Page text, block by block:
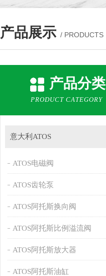
产品展示 / PRODUCTS
产品分类
PRODUCT CATEGORY
意大利ATOS
ATOS电磁阀
ATOS齿轮泵
ATOS阿托斯换向阀
ATOS阿托斯比例溢流阀
ATOS阿托斯放大器
ATOS阿托斯油缸